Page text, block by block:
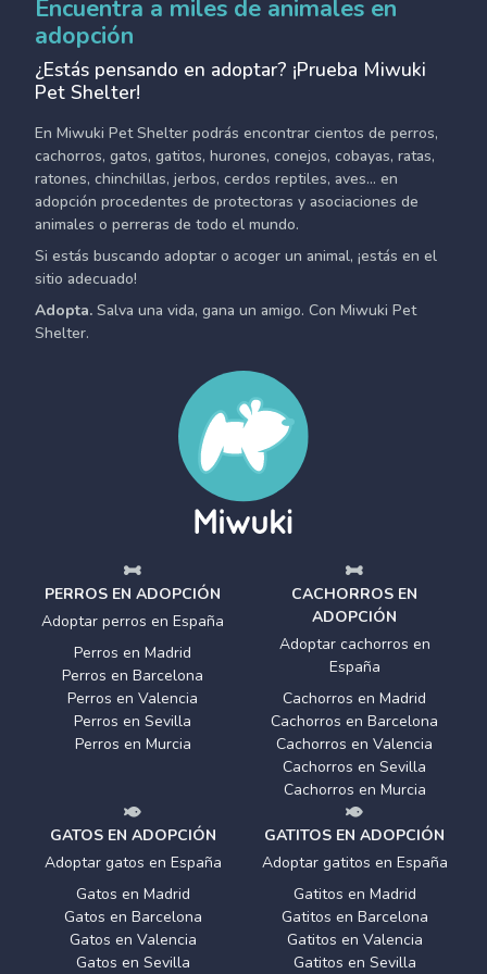
Encuentra a miles de animales en
adopción
¿Estás pensando en adoptar? ¡Prueba Miwuki
Pet Shelter!
En Miwuki Pet Shelter podrás encontrar cientos de perros,
cachorros, gatos, gatitos, hurones, conejos, cobayas, ratas,
ratones, chinchillas, jerbos, cerdos reptiles, aves... en
adopción procedentes de protectoras y asociaciones de
animales o perreras de todo el mundo.
Si estás buscando adoptar o acoger un animal, ¡estás en el
sitio adecuado!
Adopta. Salva una vida, gana un amigo. Con Miwuki Pet
Shelter.
PERROS EN ADOPCIÓN
Adoptar perros en España
Perros en Madrid
Perros en Barcelona
Perros en Valencia
Perros en Sevilla
Perros en Murcia
CACHORROS EN
ADOPCIÓN
Adoptar cachorros en
España
Cachorros en Madrid
Cachorros en Barcelona
Cachorros en Valencia
Cachorros en Sevilla
Cachorros en Murcia
GATOS EN ADOPCIÓN
Adoptar gatos en España
Gatos en Madrid
Gatos en Barcelona
Gatos en Valencia
Gatos en Sevilla
GATITOS EN ADOPCIÓN
Adoptar gatitos en España
Gatitos en Madrid
Gatitos en Barcelona
Gatitos en Valencia
Gatitos en Sevilla